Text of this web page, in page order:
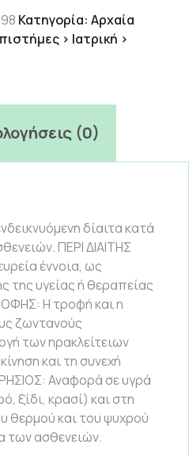
€.
Κατηγορία: Αρχαία
> Ιατρική >
(0)
δίαιτα κατά
ΠΕΡΙ ΔΙΑΙΤΗΣ
έννοια, ως
της υγείας ή θεραπείας
Η τροφή και η
ζωντανούς
των ηρακλείτειων
και τη συνεχή
Αναφορά σε υγρά
ξίδι, κρασί) και στη
θερμού και του ψυχρού
των ασθενειών.